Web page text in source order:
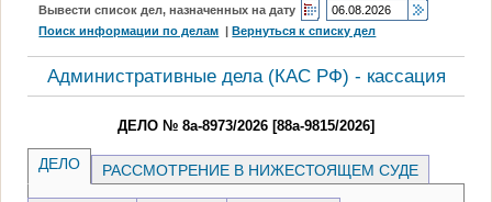
Вывести список дел, назначенных на дату
Поиск информации по делам |Вернуться к списку дел
Административные дела (КАC РФ) - кассация
ДЕЛО № 8а-8973/2026 [88а-9815/2026]
ДЕЛО РАССМОТРЕНИЕ В НИЖЕСТОЯЩЕМ СУДЕ